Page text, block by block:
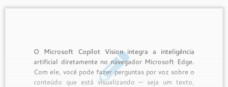
O Microsoft Copilot Vision integra a inteligência
artificial diretamente no navegador Microsoft Edge.
Com ele, você pode fazer perguntas por voz sobre o
conteúdo que está visualizando — seja um texto,